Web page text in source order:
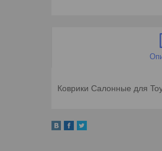
Коврики Салонные для